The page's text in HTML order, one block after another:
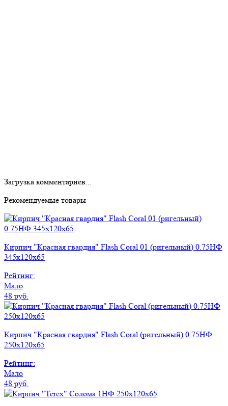
Загрузка комментариев...
Рекомендуемые товары
Кирпич "Красная гвардия" Flash Coral 01 (ригельный) 0.75НФ
345x120x65
Рейтинг:
Мало
48 руб.
Кирпич "Красная гвардия" Flash Coral (ригельный) 0.75НФ
250x120x65
Рейтинг:
Мало
48 руб.